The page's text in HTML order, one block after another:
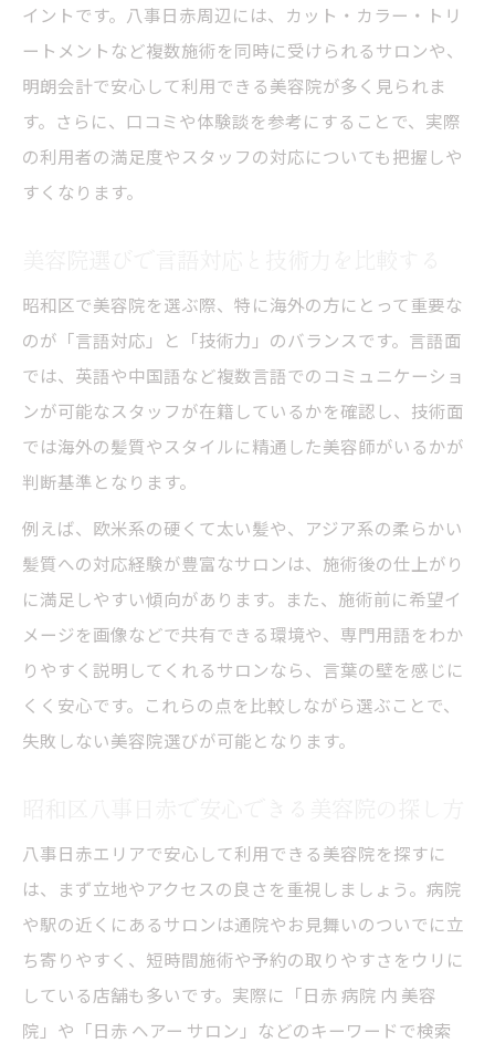
イントです。八事日赤周辺には、カット・カラー・トリ
ートメントなど複数施術を同時に受けられるサロンや、
明朗会計で安心して利用できる美容院が多く見られま
す。さらに、口コミや体験談を参考にすることで、実際
の利用者の満足度やスタッフの対応についても把握しや
すくなります。
昭和区で美容院を選ぶ際、特に海外の方にとって重要な
のが「言語対応」と「技術力」のバランスです。言語面
では、英語や中国語など複数言語でのコミュニケーショ
ンが可能なスタッフが在籍しているかを確認し、技術面
では海外の髪質やスタイルに精通した美容師がいるかが
判断基準となります。
例えば、欧米系の硬くて太い髪や、アジア系の柔らかい
髪質への対応経験が豊富なサロンは、施術後の仕上がり
に満足しやすい傾向があります。また、施術前に希望イ
メージを画像などで共有できる環境や、専門用語をわか
りやすく説明してくれるサロンなら、言葉の壁を感じに
くく安心です。これらの点を比較しながら選ぶことで、
失敗しない美容院選びが可能となります。
八事日赤エリアで安心して利用できる美容院を探すに
は、まず立地やアクセスの良さを重視しましょう。病院
や駅の近くにあるサロンは通院やお見舞いのついでに立
ち寄りやすく、短時間施術や予約の取りやすさをウリに
している店舗も多いです。実際に「日赤 病院 内 美容
院」や「日赤 ヘアー サロン」などのキーワードで検索